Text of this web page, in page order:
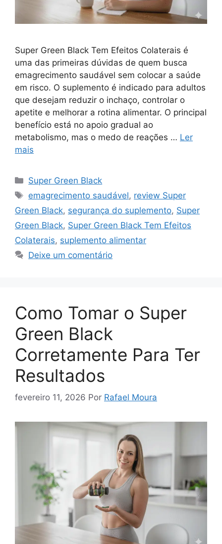
Super Green Black Tem Efeitos Colaterais é
uma das primeiras dúvidas de quem busca
emagrecimento saudável sem colocar a saúde
em risco. O suplemento é indicado para adultos
que desejam reduzir o inchaço, controlar o
apetite e melhorar a rotina alimentar. O principal
benefício está no apoio gradual ao
metabolismo, mas o medo de reações … Ler
mais
Categorias
Super Green Black
Tags
emagrecimento saudável, review Super
Green Black, segurança do suplemento, Super
Green Black, Super Green Black Tem Efeitos
Colaterais, suplemento alimentar
Deixe um comentário
Como Tomar o Super
Green Black
Corretamente Para Ter
Resultados
fevereiro 11, 2026 Por Rafael Moura